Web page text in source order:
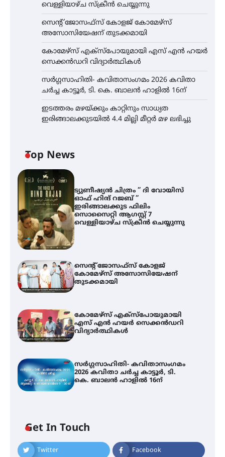
വെള്ളിയാഴ്ച സ്‌ക്രീൻ ചെയ്യുന്നു
സെന്റ് ജോസഫ്സ് കോളജ് കോമേഴ്‌സ്
അസോസിയേഷന് തുടക്കമായി
കോമേഴ്സ് എക്സ്പോയുമായി എസ് എൻ ഹയർ
സെക്കൻഡറി വിദ്യാർത്ഥികൾ
സർഗ്ഗസാഹിതി- കവിതാസംഗമം 2026 കവിതാ
ചർച്ച കാട്ടൂർ, ടി. കെ. ബാലൻ ഹാളിൽ 16ന്
ഇടത്തരം മഴയ്ക്കും കാറ്റിനും സാധ്യത
ഇരിങ്ങാലക്കുടയിൽ 4.4 മില്ലി മീറ്റർ മഴ ലഭിച്ചു
Top News
ട്യുണീഷ്യൻ ചിത്രം ” ദി വോയിസ്
ഓഫ് ഹിന്ദ് റജബ് ”
ഇരിങ്ങാലക്കുട ഫിലിം
സൊസൈറ്റി ആഗസ്റ്റ് 7
വെള്ളിയാഴ്ച സ്‌ക്രീൻ ചെയ്യുന്നു
സെന്റ് ജോസഫ്സ് കോളജ്
കോമേഴ്‌സ് അസോസിയേഷന്
തുടക്കമായി
കോമേഴ്സ് എക്സ്പോയുമായി
എസ് എൻ ഹയർ സെക്കൻഡറി
വിദ്യാർത്ഥികൾ
സർഗ്ഗസാഹിതി- കവിതാസംഗമം
2026 കവിതാ ചർച്ച കാട്ടൂർ, ടി.
കെ. ബാലൻ ഹാളിൽ 16ന്
Get In Touch
Twitter Facebook